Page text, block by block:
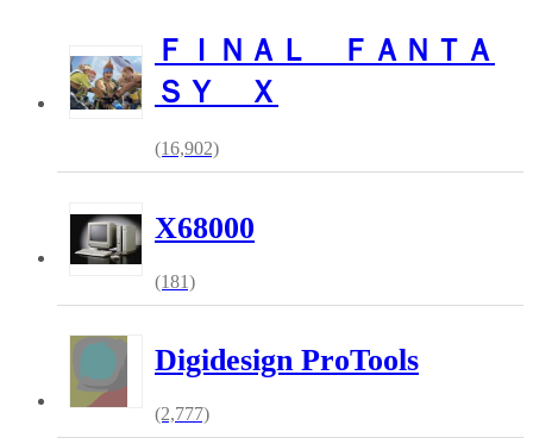
ＦＩＮＡＬ ＦＡＮＴＡ
ＳＹ Ｘ
(16,902)
X68000
(181)
Digidesign ProTools
(2,777)